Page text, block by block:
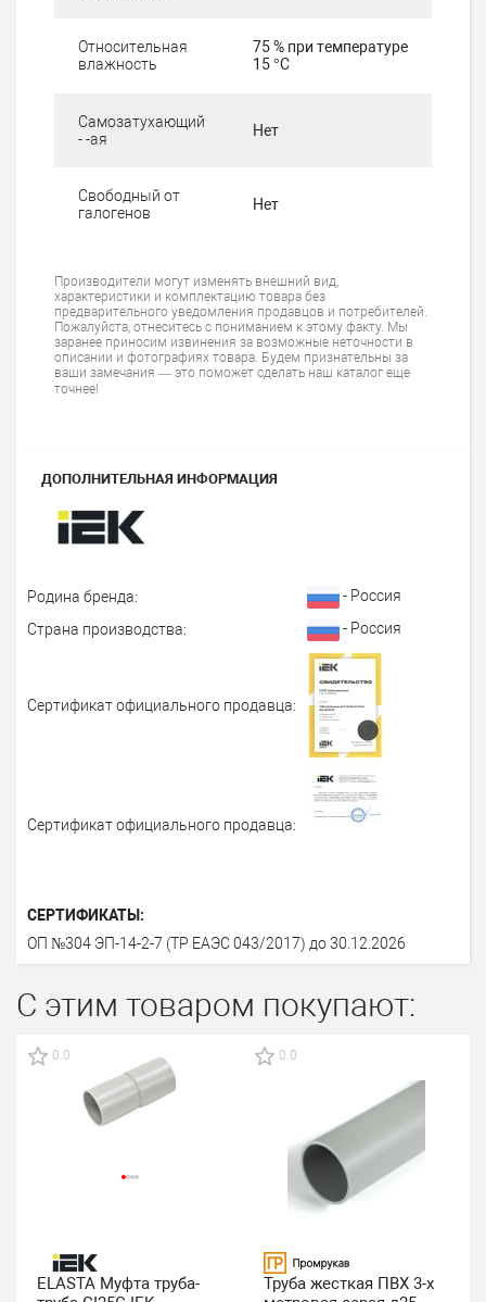
Относительная
влажность
75 % при температуре
15 °C
Самозатухающий
- -ая
Нет
Свободный от
галогенов
Нет
Производители могут изменять внешний вид,
характеристики и комплектацию товара без
предварительного уведомления продавцов и потребителей.
Пожалуйста, отнеситесь с пониманием к этому факту. Мы
заранее приносим извинения за возможные неточности в
описании и фотографиях товара. Будем признательны за
ваши замечания — это поможет сделать наш каталог еще
точнее!
ДОПОЛНИТЕЛЬНАЯ ИНФОРМАЦИЯ
Родина бренда:
- Россия
Страна производства:
- Россия
Сертификат официального продавца:
Сертификат официального продавца:
СЕРТИФИКАТЫ:
ОП №304 ЭП-14-2-7 (ТР ЕАЭС 043/2017) до 30.12.2026
С этим товаром покупают:
0.0
ELASTA Муфта труба-
0.0
Труба жесткая ПВХ 3-х